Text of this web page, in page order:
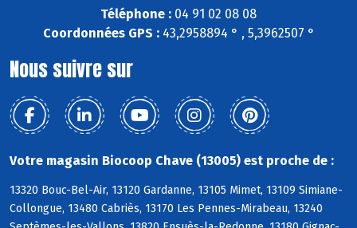
Téléphone : 04 91 02 08 08
Coordonnées GPS :43,2958894 ° , 5,3962507 °
Nous suivre sur
Votre magasin Biocoop Chave (13005) est proche de :
13320 Bouc-Bel-Air, 13120 Gardanne, 13105 Mimet, 13109 Simiane-
Collongue, 13480 Cabriès, 13170 Les Pennes-Mirabeau, 13240